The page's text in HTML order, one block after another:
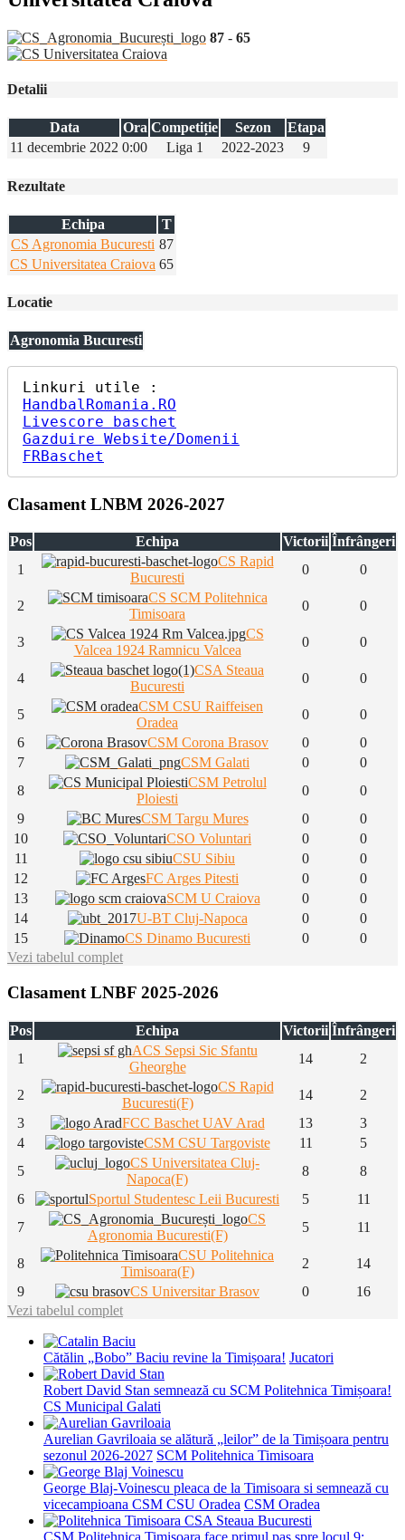
87 - 65
Detalii
Data Ora Competiție Sezon
Etapa
11 decembrie 2022 0:00 Liga 1 2022-2023 9
Rezultate
Echipa
T
CS Agronomia Bucuresti 87
CS Universitatea Craiova 65
Locatie
Agronomia Bucuresti
HandbalRomania.RO
Livescore baschet
Gazduire Website/Domenii
FRBaschet
Clasament LNBM 2026-2027
Pos Echipa Victorii Înfrângeri
1
CS Rapid
Bucuresti
0 0
2
CS SCM Politehnica
Timisoara
0 0
3
CS
Valcea 1924 Ramnicu Valcea
0 0
4
CSA Steaua
Bucuresti
0 0
5
CSM CSU Raiffeisen
Oradea
0
0
6
CSM Corona Brasov 0
0
7
CSM Galati 0
0
8
CSM Petrolul
Ploiesti
0
0
9
CSM Targu Mures 0
0
10
CSO Voluntari 0
0
11
CSU Sibiu 0
0
12
FC Arges Pitesti 0
0
13
SCM U Craiova 0
0
14
U-BT Cluj-Napoca 0
0
15
CS Dinamo Bucuresti 0
0
Vezi tabelul complet
Clasament LNBF 2025-2026
Pos Echipa Victorii Înfrângeri
1
ACS Sepsi Sic Sfantu
Gheorghe
14 2
2
CS Rapid
Bucuresti(F)
14
2
3
FCC Baschet UAV Arad 13
3
4
CSM CSU Targoviste 11
5
5
CS Universitatea Cluj-
Napoca(F)
8
8
6
Sportul Studentesc Leii Bucuresti 5
11
7
CS
Agronomia Bucuresti(F)
5 11
8
CSU Politehnica
Timisoara(F)
2
14
9
CS Universitar Brasov 0
16
Vezi tabelul complet
Cătălin „Bobo” Baciu revine la Timișoara! Jucatori
Robert David Stan semnează cu SCM Politehnica Timișoara!
CS Municipal Galati
Aurelian Gavriloaia se alătură „leilor” de la Timișoara pentru
sezonul 2026-2027 SCM Politehnica Timisoara
George Blaj-Voinescu pleaca de la Timisoara si semnează cu
vicecampioana CSM CSU Oradea CSM Oradea
CSM Politehnica Timișoara face primul pas spre locul 9: